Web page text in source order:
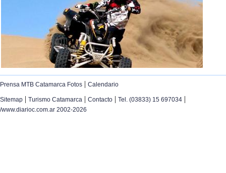
Prensa MTB Catamarca Fotos | Calendario
Sitemap | Turismo Catamarca | Contacto | Tel. (03833) 15 697034 |
/www.diarioc.com.ar 2002-2026